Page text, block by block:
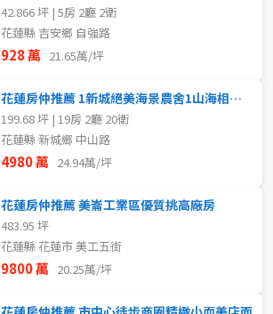
42.866 坪 | 5房 2廳 2衛
花蓮縣 吉安鄉 自強路
928 萬 21.65萬/坪
花蓮房仲推薦 1新城絕美海景農舍1山海相映宜居1單坪24萬
199.68 坪 | 19房 2廳 20衛
花蓮縣 新城鄉 中山路
4980 萬 24.94萬/坪
花蓮房仲推薦 美崙工業區優質挑高廠房
483.95 坪
花蓮縣 花蓮市 美工五街
9800 萬 20.25萬/坪